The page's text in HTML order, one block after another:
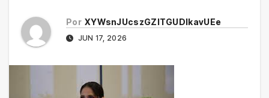
Por XYWsnJUcszGZITGUDlkavUEe
JUN 17, 2026